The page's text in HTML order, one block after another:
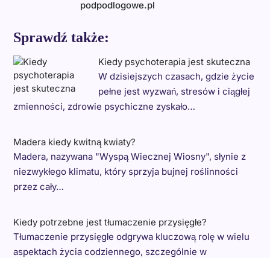
podpodlogowe.pl
Sprawdź także:
Kiedy psychoterapia jest skuteczna
W dzisiejszych czasach, gdzie życie
pełne jest wyzwań, stresów i ciągłej
zmienności, zdrowie psychiczne zyskało…
Madera kiedy kwitną kwiaty?
Madera, nazywana "Wyspą Wiecznej Wiosny", słynie z
niezwykłego klimatu, który sprzyja bujnej roślinności
przez cały…
Kiedy potrzebne jest tłumaczenie przysięgłe?
Tłumaczenie przysięgłe odgrywa kluczową rolę w wielu
aspektach życia codziennego, szczególnie w